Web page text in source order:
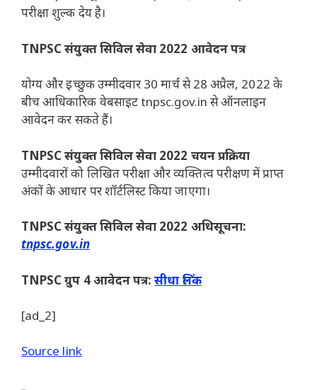
परीक्षा शुल्क देय है।
TNPSC संयुक्त सिविल सेवा 2022 आवेदन पत्र
योग्य और इच्छुक उम्मीदवार 30 मार्च से 28 अप्रैल, 2022 के
बीच आधिकारिक वेबसाइट tnpsc.gov.in से ऑनलाइन
आवेदन कर सकते हैं।
TNPSC संयुक्त सिविल सेवा 2022 चयन प्रक्रिया
उम्मीदवारों को लिखित परीक्षा और व्यक्तित्व परीक्षण में प्राप्त
अंकों के आधार पर शॉर्टलिस्ट किया जाएगा।
TNPSC संयुक्त सिविल सेवा 2022 अधिसूचना:
tnpsc.gov.in
TNPSC ग्रुप 4 आवेदन पत्र:सीधा लिंक
[ad_2]
Source link